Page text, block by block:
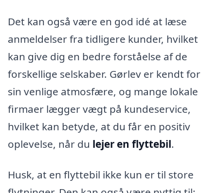
Det kan også være en god idé at læse
anmeldelser fra tidligere kunder, hvilket
kan give dig en bedre forståelse af de
forskellige selskaber. Gørlev er kendt for
sin venlige atmosfære, og mange lokale
firmaer lægger vægt på kundeservice,
hvilket kan betyde, at du får en positiv
oplevelse, når du lejer en flyttebil.
Husk, at en flyttebil ikke kun er til store